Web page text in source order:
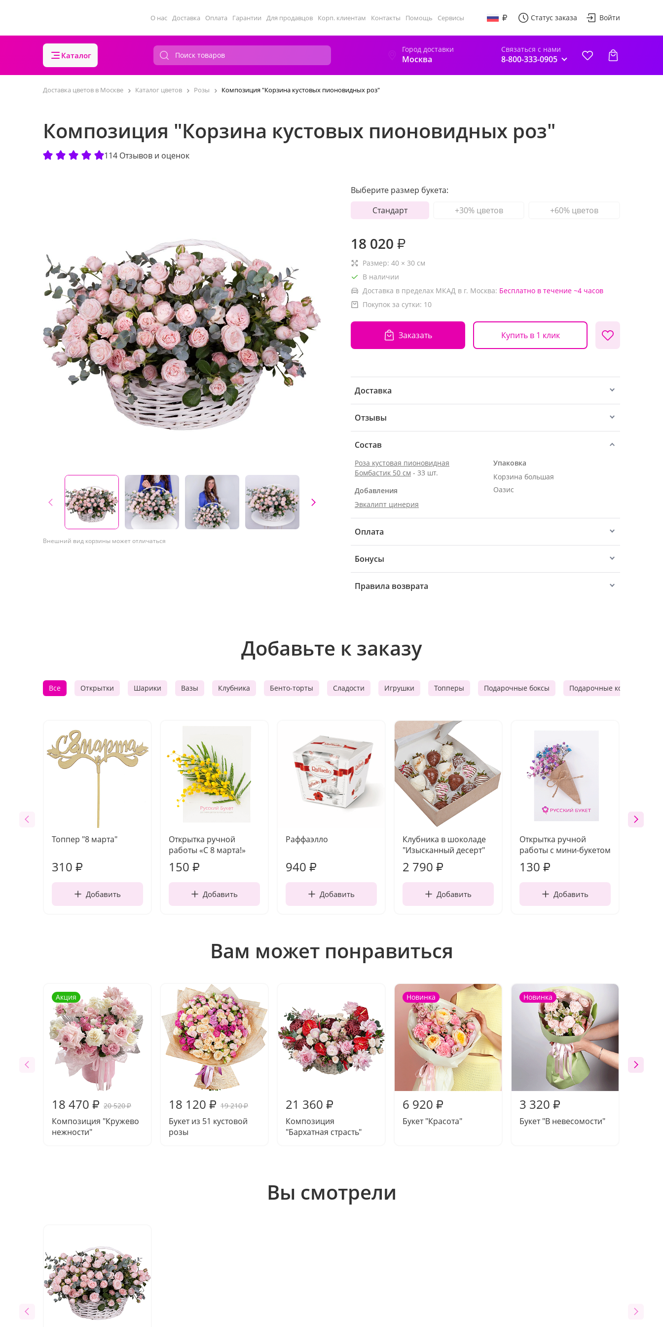
О нас Доставка Оплата Гарантии Для продавцов Корп. клиентам Контакты Помощь Сервисы Статус заказа Войти
Каталог
Город доставки
Москва
Связаться с нами
8-800-333-0905
Доставка цветов в Москве Каталог цветов Розы Композиция "Корзина кустовых пионовидных роз"
Композиция "Корзина кустовых пионовидных роз"
114 Отзывов и оценок
Внешний вид корзины может отличаться
Выберите размер букета:
Стандарт
+30% цветов +60% цветов
18 020 ₽
Размер: 40 × 30 см
В наличии
Доставка в пределах МКАД в г. Москва: Бесплатно в течение ~4 часов
Покупок за сутки: 10
Заказать Купить в 1 клик
Доставка
Отзывы
Состав
Роза кустовая пионовидная
Бомбастик 50 см - 33 шт.
Добавления
Эвкалипт цинерия
Упаковка
Корзина большая
Оазис
Оплата
Бонусы
Правила возврата
Добавьте к заказу
Все Открытки Шарики Вазы Клубника Бенто-торты Сладости Игрушки Топперы Подарочные боксы Подарочные корзины
Топпер "8 марта"
310 ₽
Добавить
Открытка ручной
работы «С 8 марта!»
150 ₽
Добавить
Раффаэлло
940 ₽
Добавить
Клубника в шоколаде
"Изысканный десерт"
2 790 ₽
Добавить
Открытка ручной
работы с мини-букетом
130 ₽
Добавить
Вам может понравиться
Акция
18 470 ₽ 20 520₽
Композиция "Кружево
нежности"
18 120 ₽ 19 210₽
Букет из 51 кустовой
розы
21 360 ₽
Композиция
"Бархатная страсть"
Новинка
6 920 ₽
Букет "Красота"
Новинка
3 320 ₽
Букет "В невесомости"
Вы смотрели